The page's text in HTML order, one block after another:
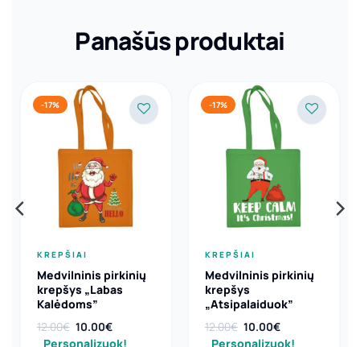
Panašūs produktai
-17%
KREPŠIAI
Medvilninis pirkinių
krepšys „Labas
Kalėdoms”
12.00€ Original
price
10.00€Current
price
Personalizuok!
-17%
KREPŠIAI
Medvilninis pirkinių
krepšys
„Atsipalaiduok”
12.00€ Original
price
10.00€Current
price
Personalizuok!